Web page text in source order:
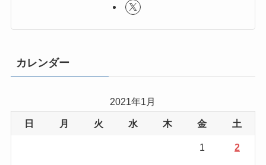
カレンダー
2021年1月
日 月 火 水 木 金 土
1 2